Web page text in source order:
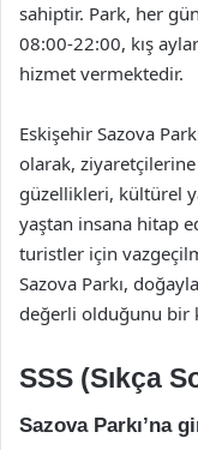
sahiptir. Park, her
08:00-22:00, kış
hizmet vermektedir.
Eskişehir Sazova
olarak,
güzellikleri, kültürel
yaştan insana hitap
turistler için
Sazova Parkı,
değerli olduğunu bir
SSS (Sıkça
Sazova Parkı’na